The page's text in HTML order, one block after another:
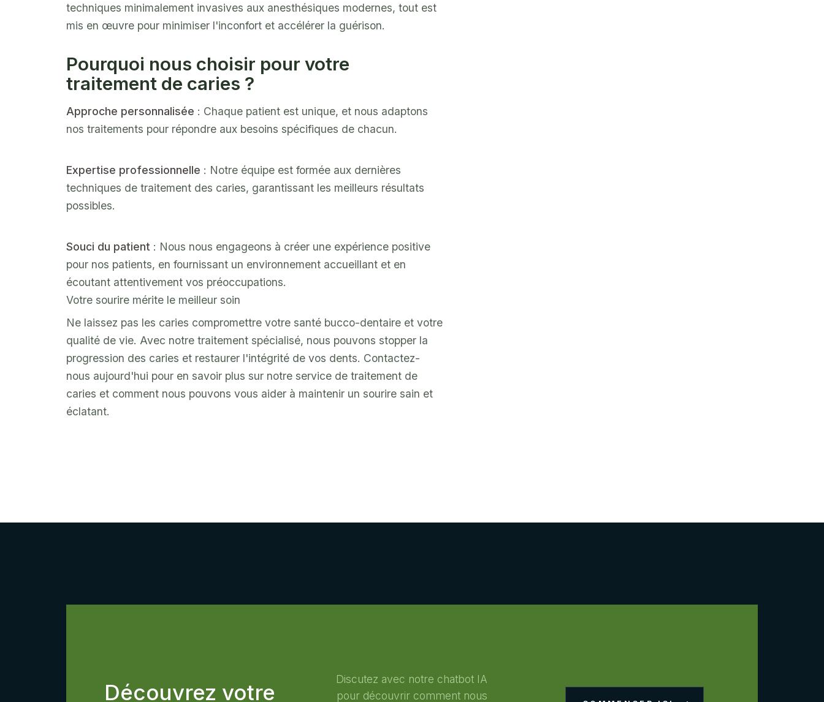
techniques minimalement invasives aux anesthésiques modernes, tout est
mis en œuvre pour minimiser l'inconfort et accélérer la guérison.
Pourquoi nous choisir pour votre
traitement de caries ?
Approche personnalisée : Chaque patient est unique, et nous adaptons
nos traitements pour répondre aux besoins spécifiques de chacun.
Expertise professionnelle : Notre équipe est formée aux dernières
techniques de traitement des caries, garantissant les meilleurs résultats
possibles.
Souci du patient : Nous nous engageons à créer une expérience positive
pour nos patients, en fournissant un environnement accueillant et en
écoutant attentivement vos préoccupations.
Votre sourire mérite le meilleur soin
Ne laissez pas les caries compromettre votre santé bucco-dentaire et votre
qualité de vie. Avec notre traitement spécialisé, nous pouvons stopper la
progression des caries et restaurer l'intégrité de vos dents. Contactez-
nous aujourd'hui pour en savoir plus sur notre service de traitement de
caries et comment nous pouvons vous aider à maintenir un sourire sain et
éclatant.
Découvrez votre
Discutez avec notre chatbot IA
pour découvrir comment nous